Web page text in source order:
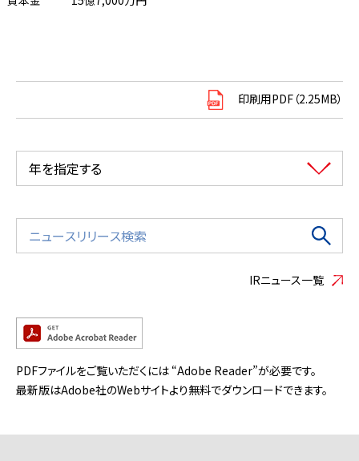
印刷用PDF（2.25MB）
年を指定する
IRニュース一覧
PDFファイルをご覧いただくには “Adobe Reader”が必要です。
最新版はAdobe社のWebサイトより無料でダウンロードできます。